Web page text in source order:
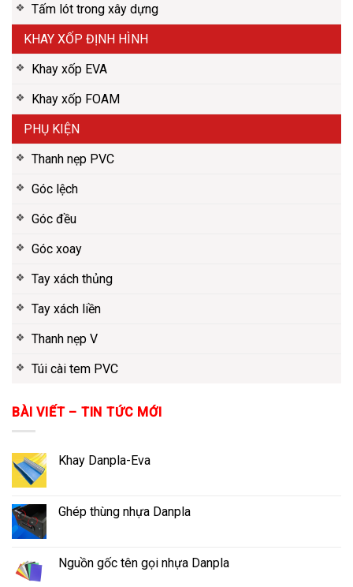
Tấm lót trong xây dựng
KHAY XỐP ĐỊNH HÌNH
Khay xốp EVA
Khay xốp FOAM
PHỤ KIỆN
Thanh nẹp PVC
Góc lệch
Góc đều
Góc xoay
Tay xách thủng
Tay xách liền
Thanh nẹp V
Túi cài tem PVC
BÀI VIẾT – TIN TỨC MỚI
Khay Danpla-Eva
Ghép thùng nhựa Danpla
Nguồn gốc tên gọi nhựa Danpla